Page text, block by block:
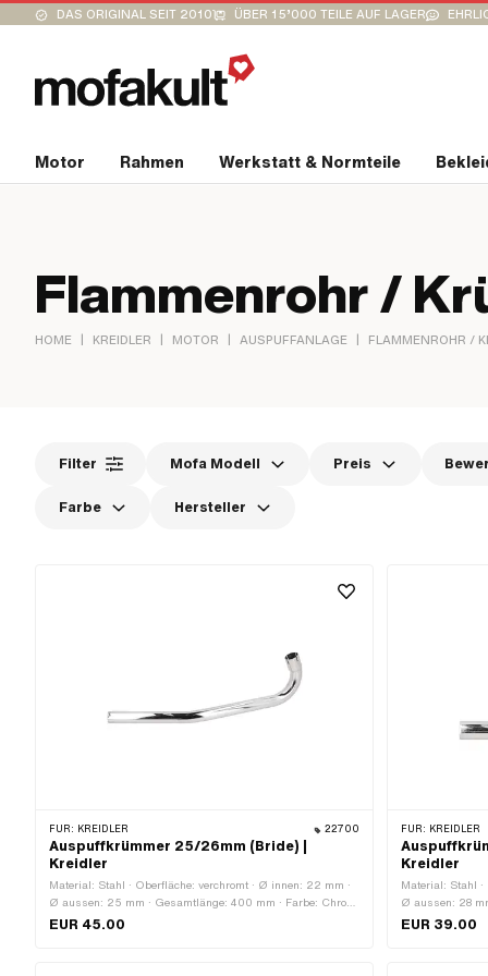
DAS ORIGINAL SEIT 2010 ÜBER 15’000 TEILE AUF LAGER
Motor Rahmen Werkstatt & Normteile
Flammenrohr /
HOME | KREIDLER | MOTOR | AUSPUFFANLAGE | FLAMMENROHR /
Filter Mofa Modell Preis
Farbe Hersteller
FÜR: KREIDLER 22700
Auspuffkrümmer 25/26mm (Bride) |
Kreidler
Material: Stahl · Oberfläche: verchromt · Ø innen: 22 mm ·
Ø aussen: 25 mm · Gesamtlänge: 400 mm · Farbe: Chrom
· Befestigungsart: Bride · Ø Anschluss aussen: 26 mm
EUR 45.00
FÜR: KREIDLER
Kreidler
Material: Stahl
Ø aussen: 28
Ø Anschluss
EUR 39.00